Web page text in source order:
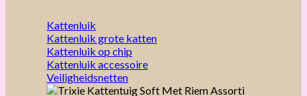
Kattenluik
Kattenluik grote katten
Kattenluik op chip
Kattenluik accessoire
Veiligheidsnetten